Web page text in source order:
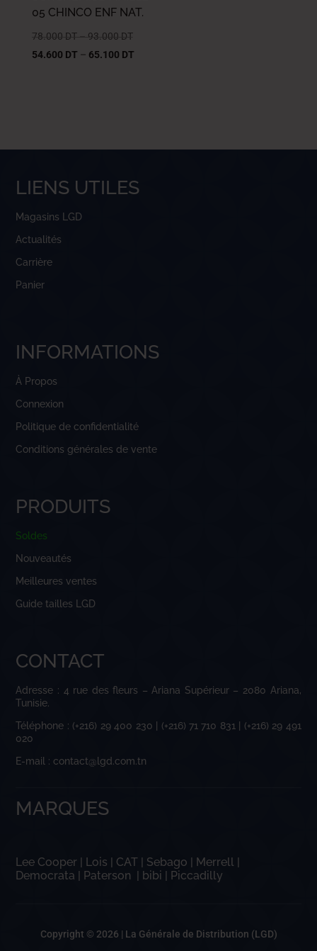
05 CHINCO ENF NAT.
78.000 DT– 93.000 DT
54.600 DT – 65.100 DT
LIENS UTILES
Magasins LGD
Actualités
Carrière
Panier
INFORMATIONS
À Propos
Connexion
Politique de confidentialité
Conditions générales de vente
PRODUITS
Soldes
Nouveautés
Meilleures ventes
Guide tailles LGD
CONTACT
Adresse : 4 rue des fleurs – Ariana Supérieur – 2080 Ariana,
Tunisie.
Téléphone : (+216) 29 400 230 | (+216) 71 710 831 | (+216) 29 491
020
E-mail : contact@lgd.com.tn
MARQUES
Lee Cooper | Lois | CAT | Sebago | Merrell |
Democrata | Paterson | bibi | Piccadilly
Copyright © 2026 | La Générale de Distribution (LGD)